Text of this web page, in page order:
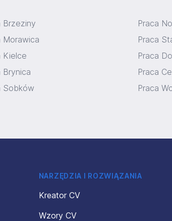
Brzeziny
Praca
Morawica
Praca
Kielce
Praca
Brynica
Praca
Sobków Praca
NARZĘDZIA I ROZWIĄZANIA
Kreator CV
Wzory CV